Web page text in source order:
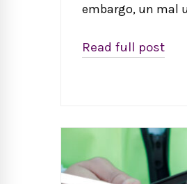
embargo, un mal
Read full post